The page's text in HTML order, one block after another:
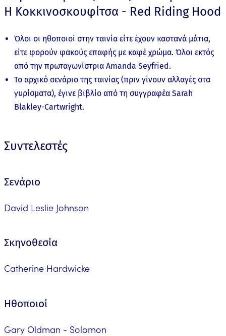
Η Κοκκινοσκουφίτσα - Red Riding Hood
Όλοι οι ηθοποιοί στην ταινία είτε έχουν καστανά μάτια,
είτε φορούν φακούς επαφής με καφέ χρώμα. Όλοι εκτός
από την πρωταγωνίστρια Amanda Seyfried.
Το αρχικό σενάριο της ταινίας (πριν γίνουν αλλαγές στα
γυρίσματα), έγινε βιβλίο από τη συγγραφέα Sarah
Blakley-Cartwright.
Συντελεστές
Σενάριο
David Leslie Johnson
Σκηνοθεσία
Catherine Hardwicke
Ηθοποιοί
Gary Oldman - Solomon